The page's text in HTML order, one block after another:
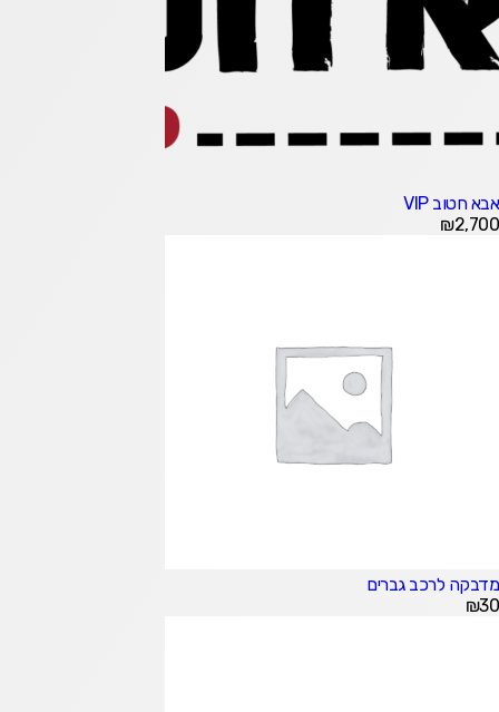
אבא חטוב VIP
₪2,700
מדבקה לרכב גברים
₪30